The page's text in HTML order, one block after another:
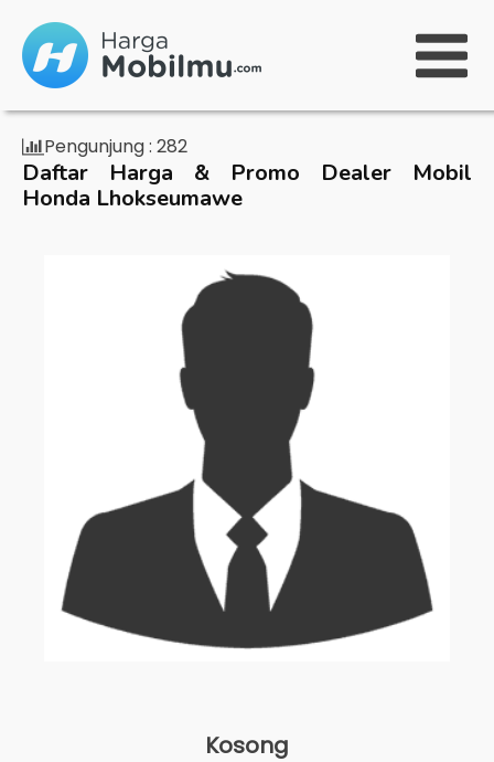
Pengunjung : 282
Daftar Harga & Promo Dealer Mobil
Honda Lhokseumawe
Kosong